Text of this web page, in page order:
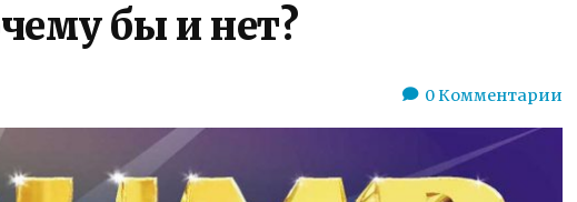
бы и нет?
0Комментарии